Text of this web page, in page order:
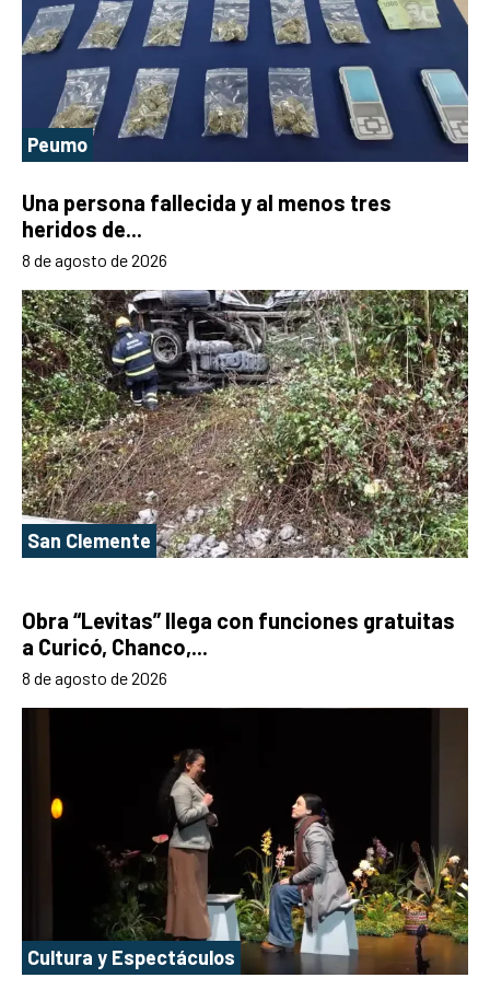
Peumo
Una persona fallecida y al menos tres
heridos de...
8 de agosto de 2026
San Clemente
Obra “Levitas” llega con funciones gratuitas
a Curicó, Chanco,...
8 de agosto de 2026
Cultura y Espectáculos